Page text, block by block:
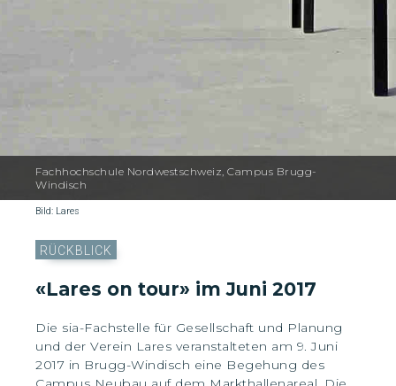
Fachhochschule Nordwestschweiz, Campus Brugg-
Windisch
Bild: Lares
RÜCKBLICK
«Lares on tour» im Juni 2017
Die sia-Fachstelle für Gesellschaft und Planung
und der Verein Lares veranstalteten am 9. Juni
2017 in Brugg-Windisch eine Begehung des